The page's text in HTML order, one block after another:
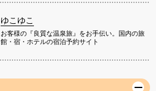
ゆこゆこ
お客様の『良質な温泉旅』をお手伝い。国内の旅
館・宿・ホテルの宿泊予約サイト